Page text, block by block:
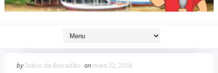
by Diário do Beiradão on maio 22, 2026